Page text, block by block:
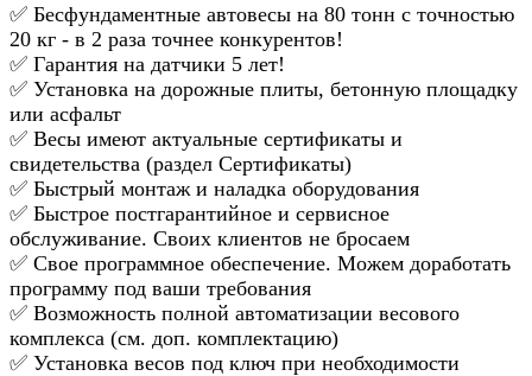
✅ Бесфундаментные автовесы на 80 тонн с точностью
20 кг - в 2 раза точнее конкурентов!
✅ Гарантия на датчики 5 лет!
✅ Установка на дорожные плиты, бетонную площадку
или асфальт
✅ Весы имеют актуальные сертификаты и
свидетельства (раздел Сертификаты)
✅ Быстрый монтаж и наладка оборудования
✅ Быстрое постгарантийное и сервисное
обслуживание. Своих клиентов не бросаем
✅ Свое программное обеспечение. Можем доработать
программу под ваши требования
✅ Возможность полной автоматизации весового
комплекса (см. доп. комплектацию)
✅ Установка весов под ключ при необходимости